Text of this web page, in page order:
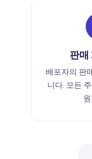
판매
배포자의 판
니다. 모든